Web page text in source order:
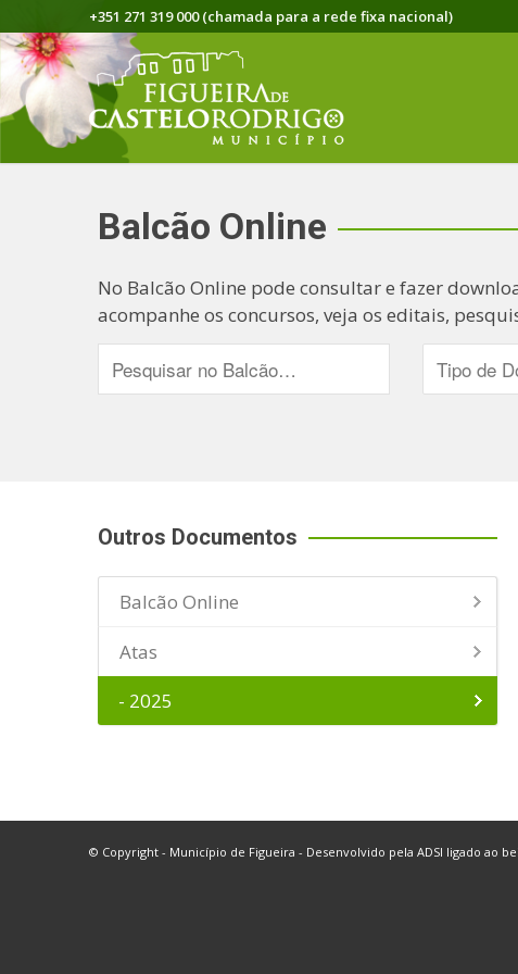
+351 271 319 000 (chamada para a rede fixa nacional)
Balcão Online
No Balcão Online pode consultar e fazer
acompanhe os concursos, veja os editais,
Outros Documentos
Balcão Online
Atas
- 2025
© Copyright - Município de Figueira - Desenvolvido pela ADSI ligado ao